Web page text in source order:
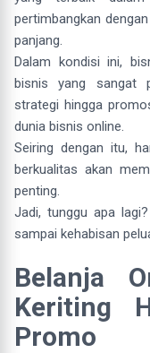
pertimbangkan
panjang.
Dalam kondisi ini,
bisnis yang sangat
strategi hingga
dunia bisnis online.
Seiring dengan itu,
berkualitas akan
penting.
Jadi, tunggu apa
sampai kehabisan
Belanja
Keriting
Promo